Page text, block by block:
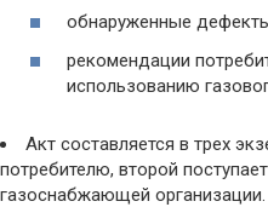
обнаруженные
рекомендации
использованию
Акт составляется в трех
потребителю, второй
газоснабжающей организации.